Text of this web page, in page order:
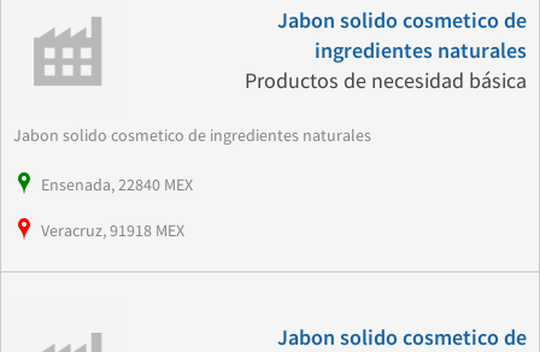
Jabon solido cosmetico de
ingredientes naturales
Productos de necesidad básica
Jabon solido cosmetico de ingredientes naturales
Ensenada, 22840 MEX
Veracruz, 91918 MEX
Jabon solido cosmetico de